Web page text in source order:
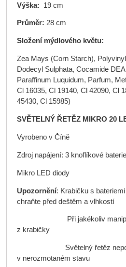
Výška: 19 cm
Průměr: 28 cm
Složení mýdlového květu:
Zea Mays (Corn Starch),
Dodecyl Sulphata, Cocamide
Paraffinum Luquidum, Parfum,
Cl 16035, Cl 19140, Cl 42090, Cl
45430, Cl 15985)
SVĚTELNÝ ŘETĚZ MIKRO 20
Vyrobeno v Číně
Zdroj napájení: 3 knoflíkové
Mikro LED diody
Upozornění: Krabičku s
chraňte před deštěm a vlhkostí
Při jakékoliv manipulaci
z krabičky
Světelný řetěz
v nerozmotaném stavu